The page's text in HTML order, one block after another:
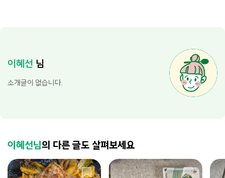
이혜선 님
소개글이 없습니다.
이혜선님의 다른 글도 살펴보세요